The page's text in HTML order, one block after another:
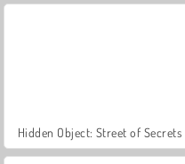
Hidden Object: Street of Secrets